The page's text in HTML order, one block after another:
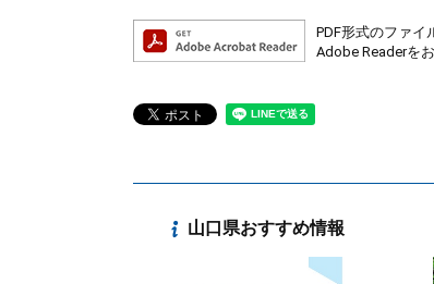
PDF形式のファイ
Adobe Readerを
山口県おすすめ情報